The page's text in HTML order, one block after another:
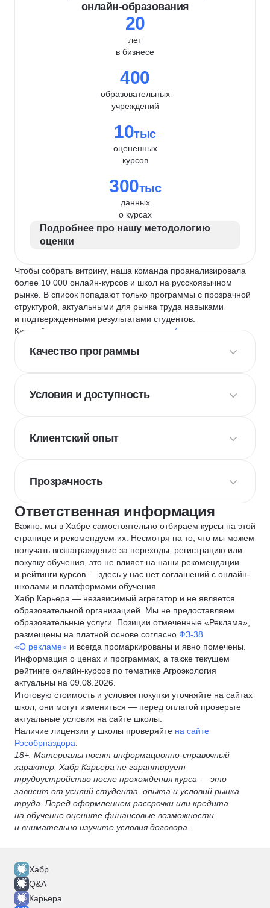
онлайн-образования
20
лет
в бизнесе
400
образовательных
учреждений
10тыс
оцененных
курсов
300тыс
данных
о курсах
Подробнее про нашу методологию
оценки
Чтобы собрать витрину, наша команда проанализировала
более 10 000 онлайн-курсов и школ на русскоязычном
рынке. В список попадают только программы с прозрачной
структурой, актуальными для рынка труда навыками
и подтвержденными результатами студентов.
Каждый курс и школу мы оцениваем по
4 критериям
Качество программы
Условия и доступность
Клиентский опыт
Прозрачность
Ответственная информация
Важно: мы в Хабре самостоятельно отбираем курсы на этой
странице и рекомендуем их. Несмотря на то, что мы можем
получать вознаграждение за переходы, регистрацию или
покупку обучения, это не влияет на наши рекомендации
и рейтинги курсов — здесь у нас нет соглашений с онлайн-
школами и платформами обучения.
Хабр Карьера — независимый агрегатор и не является
образовательной организацией. Мы не предоставляем
образовательные услуги. Позиции отмеченные «Реклама»,
размещены на платной основе согласно ФЗ-38
«О рекламе» и всегда промаркированы и явно помечены.
Информация о ценах и программах, а также текущем
рейтинге онлайн-курсов по тематике Агроэкология
актуальны на 09.08.2026.
Итоговую стоимость и условия покупки уточняйте на сайтах
школ, они могут измениться — перед оплатой проверьте
актуальные условия на сайте школы.
Наличие лицензии у школы проверяйте на сайте
Рособрназдора
18+. Материалы носят информационно-справочный
характер. Хабр Карьера не гарантирует
трудоустройство после прохождения курса — это
зависит от усилий студента, опыта и условий рынка
труда. Перед оформлением рассрочки или кредита
на обучение оцените финансовые возможности
и внимательно изучите условия договора.
Хабр
Q&A
Карьера